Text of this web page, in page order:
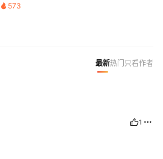
573
最新热门 只看作者
1